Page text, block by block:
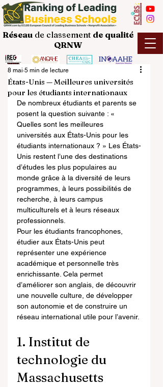
Réseau de classement de qualité
QRNW
États-Unis — Meilleures universités
pour les étudiants internationaux
8 mai 5 min de lecture
De nombreux étudiants et parents se
posent la question suivante : «
Quelles sont les meilleures
universités aux États-Unis pour les
étudiants internationaux ? » Les États-
Unis restent l’une des destinations
d’études les plus populaires au
monde grâce à la diversité de leurs
programmes, à leurs possibilités de
recherche, à leurs campus
multiculturels et à leurs réseaux
professionnels.
Pour les étudiants francophones,
étudier aux États-Unis peut
représenter une expérience
académique et personnelle très
enrichissante. Cela permet
d’améliorer son anglais, de découvrir
une nouvelle culture, de développer
son autonomie et de construire un
réseau international utile pour l’avenir.
1. Institut de
technologie du
Massachusetts